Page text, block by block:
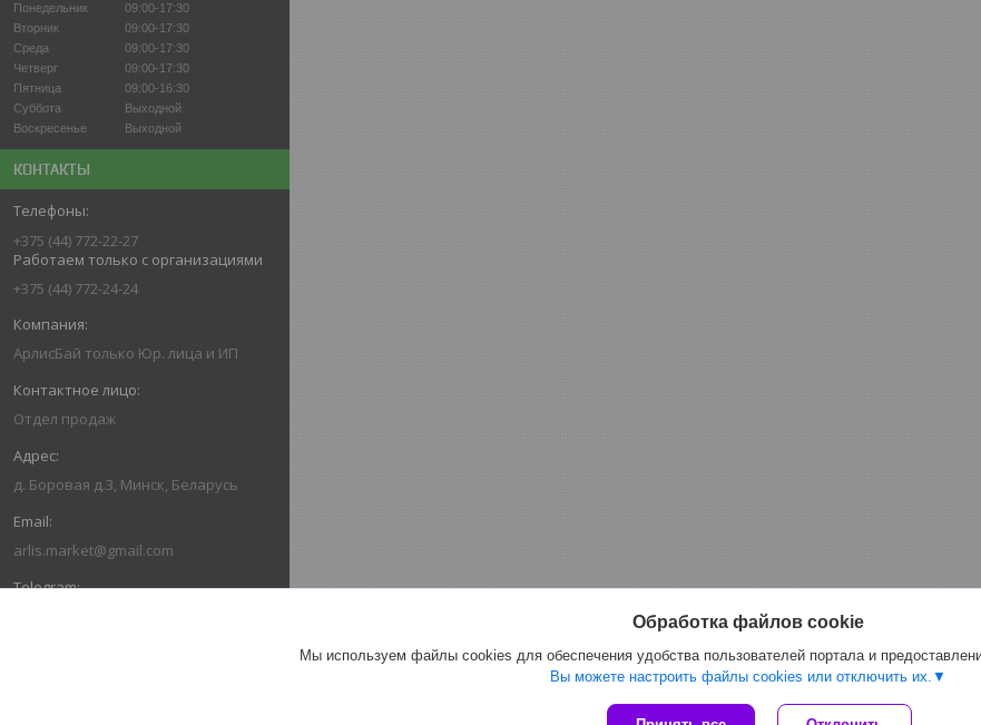
Понедельник
09:00-17:30
Вторник
09:00-17:30
Среда
09:00-17:30
Четверг
09:00-17:30
Пятница
09:00-16:30
Суббота
Выходной
Воскресенье
Выходной
КОНТАКТЫ
+375 (44) 772-22-27
Работаем только с организациями
+375 (44) 772-24-24
АрлисБай только Юр. лица и ИП
Отдел продаж
д. Боровая д.3, Минск, Беларусь
arlis.market@gmail.com
Обработка файлов cookie
Мы используем файлы cookies для обеспечения удобства пользователей портала и
Вы можете настроить файлы cookies или отключить их.